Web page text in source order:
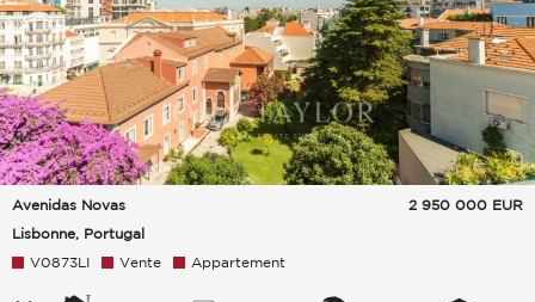
Avenidas Novas
Lisbonne, Portugal
2 950 000 EUR
V0873LI Vente Appartement